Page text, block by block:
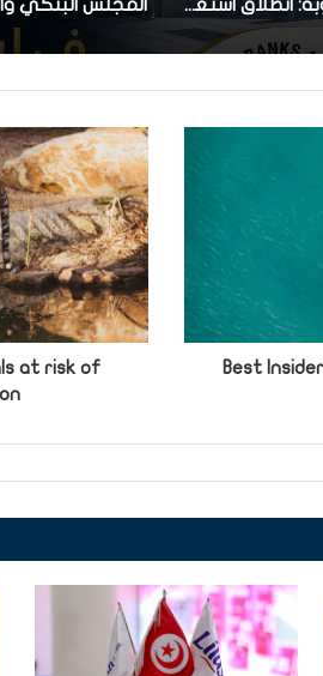
المجلس البنكي والمالي: الإضراب القطاعي في البنوك ومؤسسات التامين غير مبرر بعد صرف الزيادات بعنوان سنة 2026 وندعو إلى ضمان استمرارية الخدمات
5 Best
at risk of